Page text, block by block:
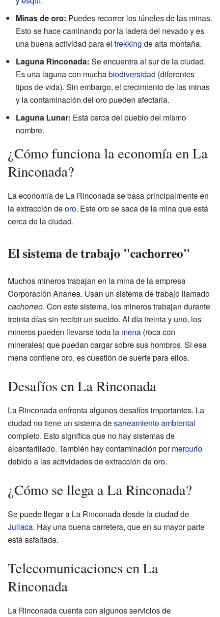
Minas de oro: Puedes recorrer los túneles de las minas.
Esto se hace caminando por la ladera del nevado y es
una buena actividad para el trekking de alta montaña.
Laguna Rinconada: Se encuentra al sur de la ciudad.
Es una laguna con muchabiodiversidad (diferentes
tipos de vida). Sin embargo, el crecimiento de las minas
y la contaminación del oro pueden afectarla.
Laguna Lunar: Está cerca del pueblo del mismo
nombre.
¿Cómo funciona la economía en La
Rinconada?
La economía de La Rinconada se basa principalmente en
la extracción deoro. Este oro se saca de la mina que está
cerca de la ciudad.
El sistema de trabajo "cachorreo"
Muchos mineros trabajan en la mina de la empresa
Corporación Ananea. Usan un sistema de trabajo llamado
cachorreo. Con este sistema, los mineros trabajan durante
treinta días sin recibir un sueldo. Al día treinta y uno, los
mineros pueden llevarse toda la mena (roca con
minerales) que puedan cargar sobre sus hombros. Si esa
mena contiene oro, es cuestión de suerte para ellos.
Desafíos en La Rinconada
La Rinconada enfrenta algunos desafíos importantes. La
ciudad no tiene un sistema desaneamiento ambiental
completo. Esto significa que no hay sistemas de
alcantarillado. También hay contaminación pormercurio
debido a las actividades de extracción de oro.
¿Cómo se llega a La Rinconada?
Se puede llegar a La Rinconada desde la ciudad de
Juliaca. Hay una buena carretera, que en su mayor parte
está asfaltada.
Telecomunicaciones en La
Rinconada
La Rinconada cuenta con algunos servicios de